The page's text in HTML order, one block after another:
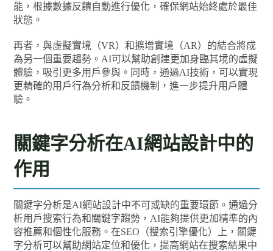
能，根據數據反饋自動進行優化，確保網站始終處於最佳
狀態。
再者，與虛擬實境（VR）和擴增實境（AR）的結合將成
為另一個重要趨勢。AI可以幫助創建更加身臨其境的虛擬
體驗，吸引更多用戶參與。同時，通過AI技術，可以實現
更精確的用戶行為分析和反饋機制，進一步提升用戶體
驗。
關鍵字分析在AI網站設計中的
作用
關鍵字分析是AI網站設計中不可或缺的重要環節。通過分
析用戶搜索行為和關鍵字趨勢，AI能夠提供更加精準的內
容推薦和個性化服務。在SEO（搜索引擎優化）上，關鍵
字分析可以幫助網站定位和優化，提高網站在搜索結果中